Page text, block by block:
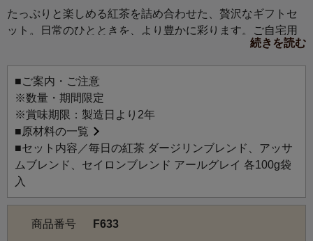
たっぷりと楽しめる紅茶を詰め合わせた、贅沢なギフトセ
ット。日常のひとときを、より豊かに彩ります。ご自宅用
続きを読む
■ご案内・ご注意
※数量・期間限定
※賞味期限：製造日より2年
■原材料の一覧
■セット内容／毎日の紅茶 ダージリンブレンド、アッサ
ムブレンド、セイロンブレンド アールグレイ 各100g袋
入
商品番号
F633